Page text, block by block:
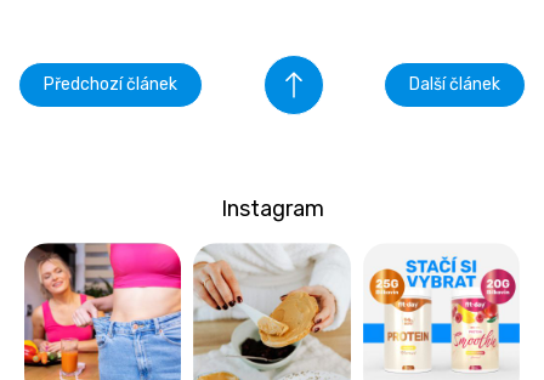
Předchozí článek Další článek
Instagram